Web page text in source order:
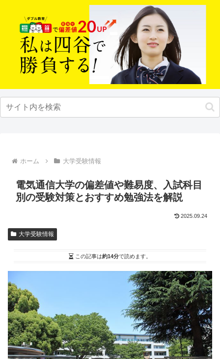
ホーム 大学受験情報
電気通信大学の偏差値や難易度、入試科目
別の受験対策とおすすめ勉強法を解説
2025.09.24
大学受験情報
この記事は約14分で読めます。